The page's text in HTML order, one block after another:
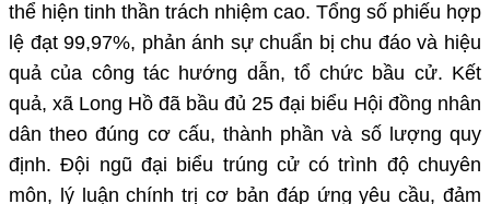
thể hiện tinh thần trách nhiệm cao. Tổng số phiếu hợp
lệ đạt 99,97%, phản ánh sự chuẩn bị chu đáo và hiệu
quả của công tác hướng dẫn, tổ chức bầu cử. Kết
quả, xã Long Hồ đã bầu đủ 25 đại biểu Hội đồng nhân
dân theo đúng cơ cấu, thành phần và số lượng quy
định. Đội ngũ đại biểu trúng cử có trình độ chuyên
môn, lý luận chính trị cơ bản đáp ứng yêu cầu, đảm